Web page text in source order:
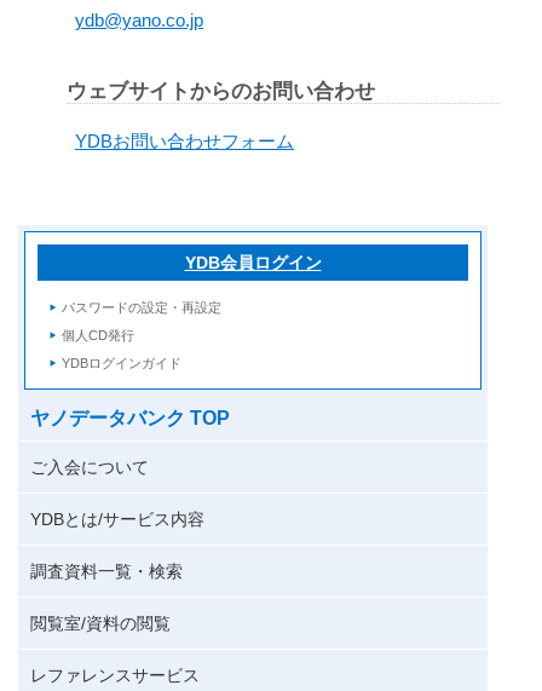
ydb@yano.co.jp
ウェブサイトからのお問い合わせ
YDBお問い合わせフォーム
YDB会員ログイン
パスワードの設定・再設定
個人CD発行
YDBログインガイド
ヤノデータバンク TOP
ご入会について
YDBとは/サービス内容
調査資料一覧・検索
閲覧室/資料の閲覧
レファレンスサービス